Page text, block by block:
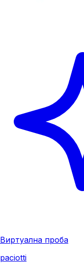
Виртуална проба
paciotti